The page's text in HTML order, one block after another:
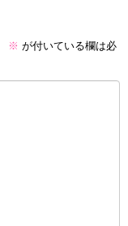
※ が付いている欄は必